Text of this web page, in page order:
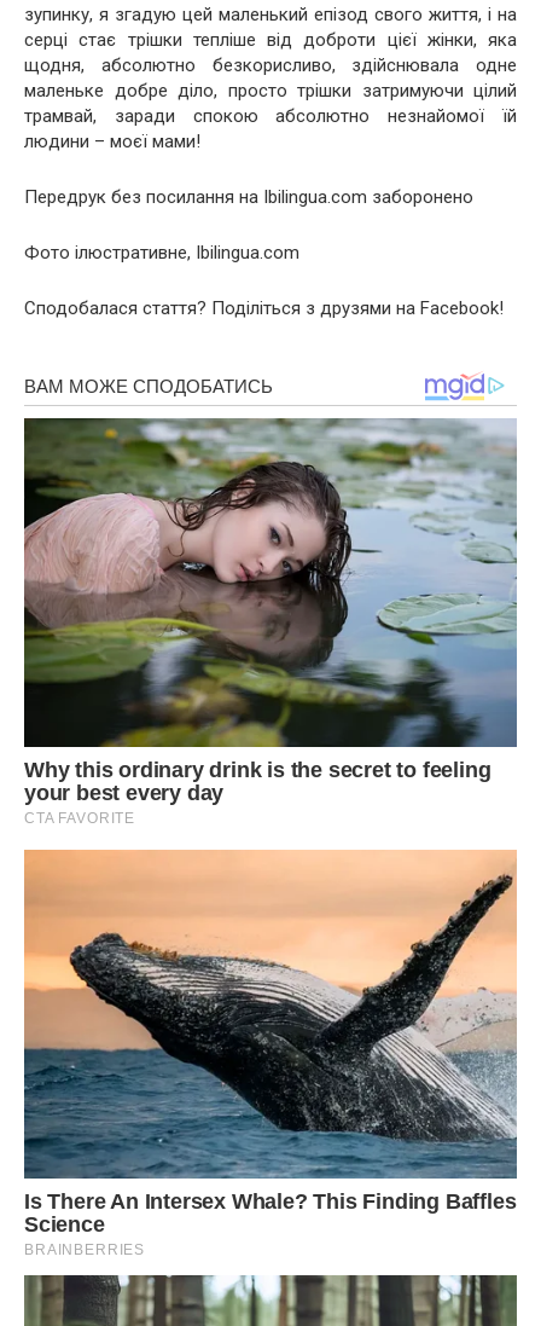
зупинку, я згадую цей маленький епізод свого життя, і на
серці стає трішки тепліше від доброти цієї жінки, яка
щодня, абсолютно безкорисливо, здійснювала одне
маленьке добре діло, просто трішки затримуючи цілий
трамвай, заради спокою абсолютно незнайомої їй
людини – моєї мами!
Передрук без посилання на Ibilingua.com заборонено
Фото ілюстративне, Ibilingua.com
Сподобалася стаття? Поділіться з друзями на Facebook!